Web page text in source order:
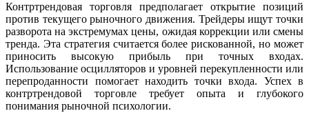
Контртрендовая торговля предполагает открытие позиций
против текущего рыночного движения. Трейдеры ищут точки
разворота на экстремумах цены, ожидая коррекции или смены
тренда. Эта стратегия считается более рискованной, но может
приносить высокую прибыль при точных входах.
Использование осцилляторов и уровней перекупленности или
перепроданности помогает находить точки входа. Успех в
контртрендовой торговле требует опыта и глубокого
понимания рыночной психологии.